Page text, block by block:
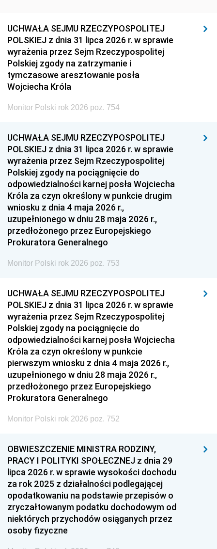
UCHWAŁA SEJMU RZECZYPOSPOLITEJ
POLSKIEJ z dnia 31 lipca 2026 r. w sprawie
wyrażenia przez Sejm Rzeczypospolitej
Polskiej zgody na zatrzymanie i
tymczasowe aresztowanie posła
Wojciecha Króla
Monitor Polski rok 2026 poz. 754
UCHWAŁA SEJMU RZECZYPOSPOLITEJ
POLSKIEJ z dnia 31 lipca 2026 r. w sprawie
wyrażenia przez Sejm Rzeczypospolitej
Polskiej zgody na pociągnięcie do
odpowiedzialności karnej posła Wojciecha
Króla za czyn określony w punkcie drugim
wniosku z dnia 4 maja 2026 r.,
uzupełnionego w dniu 28 maja 2026 r.,
przedłożonego przez Europejskiego
Prokuratora Generalnego
Monitor Polski rok 2026 poz. 753
UCHWAŁA SEJMU RZECZYPOSPOLITEJ
POLSKIEJ z dnia 31 lipca 2026 r. w sprawie
wyrażenia przez Sejm Rzeczypospolitej
Polskiej zgody na pociągnięcie do
odpowiedzialności karnej posła Wojciecha
Króla za czyn określony w punkcie
pierwszym wniosku z dnia 4 maja 2026 r.,
uzupełnionego w dniu 28 maja 2026 r.,
przedłożonego przez Europejskiego
Prokuratora Generalnego
Monitor Polski rok 2026 poz. 752
OBWIESZCZENIE MINISTRA RODZINY,
PRACY I POLITYKI SPOŁECZNEJ z dnia 29
lipca 2026 r. w sprawie wysokości dochodu
za rok 2025 z działalności podlegającej
opodatkowaniu na podstawie przepisów o
zryczałtowanym podatku dochodowym od
niektórych przychodów osiąganych przez
osoby fizyczne